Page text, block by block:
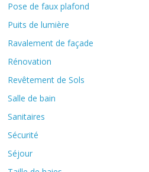
Pose de faux plafond
Puits de lumière
Ravalement de façade
Rénovation
Revêtement de Sols
Salle de bain
Sanitaires
Sécurité
Séjour